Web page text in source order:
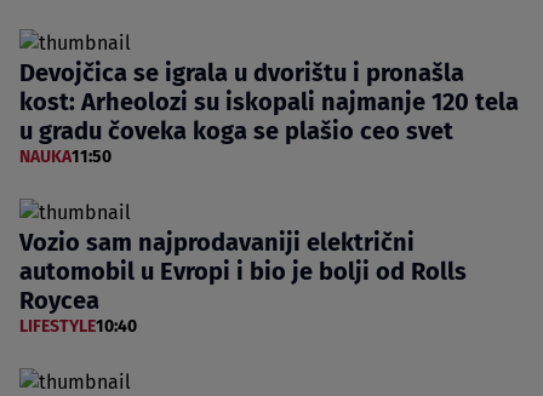
Devojčica se igrala u dvorištu i pronašla
kost: Arheolozi su iskopali najmanje 120 tela
u gradu čoveka koga se plašio ceo svet
NAUKA11:50
Vozio sam najprodavaniji električni
automobil u Evropi i bio je bolji od Rolls
Roycea
LIFESTYLE10:40